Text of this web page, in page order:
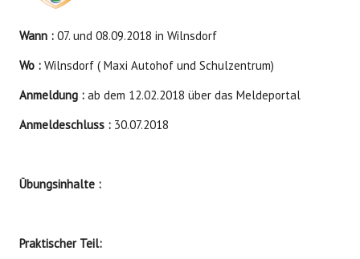
Wann :07. und 08.09.2018 in Wilnsdorf
Wo :Wilnsdorf ( Maxi Autohof und Schulzentrum)
Anmeldung :ab dem 12.02.2018 über das Meldeportal
Anmeldeschluss :30.07.2018
Übungsinhalte :
Praktischer Teil: